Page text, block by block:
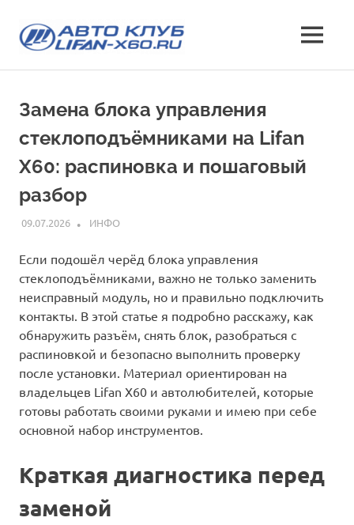
содержимому
х60
клуб
Lifan
—
характеристики
и
отзывы,
эксплуатация,
фото
стоимость
МЕНЮ
Замена блока управления
стеклоподъёмниками на Lifan
X60: распиновка и пошаговый
разбор
09.07.2026 ИНФО
Если подошёл черёд блока управления
стеклоподъёмниками, важно не только заменить
неисправный модуль, но и правильно подключить
контакты. В этой статье я подробно расскажу, как
обнаружить разъём, снять блок, разобраться с
распиновкой и безопасно выполнить проверку
после установки. Материал ориентирован на
владельцев Lifan X60 и автолюбителей, которые
готовы работать своими руками и имею при себе
основной набор инструментов.
Краткая диагностика перед
заменой